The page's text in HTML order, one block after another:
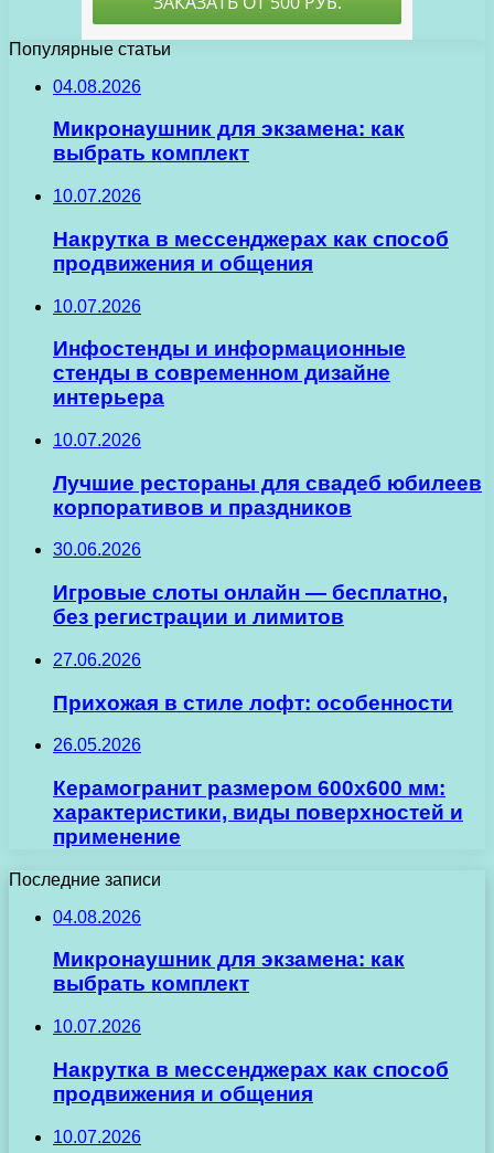
Популярные статьи
04.08.2026
Микронаушник для экзамена: как
выбрать комплект
10.07.2026
Накрутка в мессенджерах как способ
продвижения и общения
10.07.2026
Инфостенды и информационные
стенды в современном дизайне
интерьера
10.07.2026
Лучшие рестораны для свадеб юбилеев
корпоративов и праздников
30.06.2026
Игровые слоты онлайн — бесплатно,
без регистрации и лимитов
27.06.2026
Прихожая в стиле лофт: особенности
26.05.2026
Керамогранит размером 600х600 мм:
характеристики, виды поверхностей и
применение
Последние записи
04.08.2026
Микронаушник для экзамена: как
выбрать комплект
10.07.2026
Накрутка в мессенджерах как способ
продвижения и общения
10.07.2026